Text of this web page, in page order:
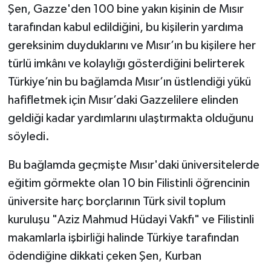
Şen, Gazze'den 100 bine yakın kişinin de Mısır
tarafından kabul edildiğini, bu kişilerin yardıma
gereksinim duyduklarını ve Mısır’ın bu kişilere her
türlü imkânı ve kolaylığı gösterdiğini belirterek
Türkiye’nin bu bağlamda Mısır’ın üstlendiği yükü
hafifletmek için Mısır’daki Gazzelilere elinden
geldiği kadar yardımlarını ulaştırmakta olduğunu
söyledi.
Bu bağlamda geçmişte Mısır'daki üniversitelerde
eğitim görmekte olan 10 bin Filistinli öğrencinin
üniversite harç borçlarının Türk sivil toplum
kuruluşu "Aziz Mahmud Hüdayi Vakfı" ve Filistinli
makamlarla işbirliği halinde Türkiye tarafından
ödendiğine dikkati çeken Şen, Kurban